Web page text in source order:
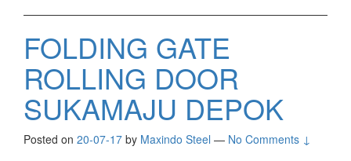
FOLDING GATE
ROLLING DOOR
SUKAMAJU DEPOK
Posted on 20-07-17 by Maxindo Steel — No Comments ↓